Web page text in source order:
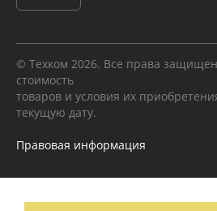
© Техком 2026. Все права
стоимость
товаров и условия их
текущую дату.
Правовая информация